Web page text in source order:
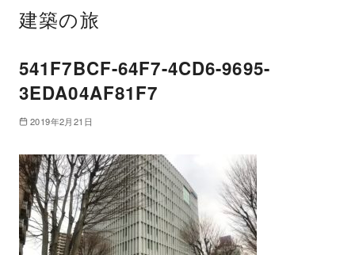
建築の旅
541F7BCF-64F7-4CD6-9695-
3EDA04AF81F7
2019年2月21日